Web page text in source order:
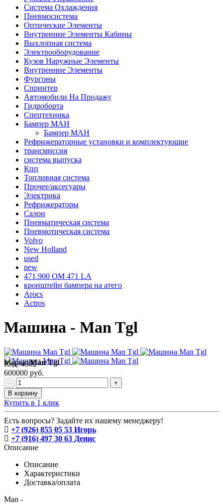
Система Охлаждения
Пневмосистема
Оптические Элементы
Внутренние Элементы Кабины
Выхлопная система
Электрооборудование
Кузов Наружные Элементы
Внутренние Элементы
Фургоны
Спринтер
Автомобили На Продажу
Гидроборта
Спецтехника
Бампер МАН
Бампер МАН
Рефрижераторные установки и комплектующие
трансмиссия
система выпуска
Кпп
Топливная система
Прочее/аксесуары
Электрика
Рефрижераторы
Салон
Пневматическая система
Пневмотическая система
Volvo
New Holland
used
new
471.900 OM 471 LA
кронштейн бампера на атего
Arocs
Actros
Машина - Man Tgl
Марка:Man Tgl
Код:4302
600000 руб.
-
+
В корзину
Купить в 1 клик
Есть вопросы? Задайте их нашему менеджеру!
+7 (926) 855 05 53 Игорь
+7 (916) 497 30 63 Денис
Описание
Описание
Характеристики
Доставка/оплата
Man -